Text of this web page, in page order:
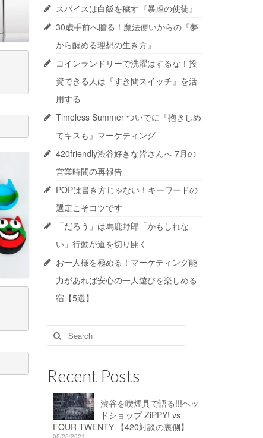
スパイスは白飯を穢す『暴虐の使徒』
30歳手前へ贈る！魔法使いからの『夢
から醒める理想の生き方』
コインランドリーで洗濯はするな！投
資できる人は『すき間スイッチ』を活
用する
Timeless Summer ついでに『抱きしめ
てキスも』マーケティング
420friendly渋谷好きな皆さんへ 7月の
営業時間の再報告
POPは書き方じゃない！キーワードの
選定こそコツです
「だろう」は馬鹿野郎「かもしれな
い」行動が道を切り開く
お一人様を極める！マーケティング能
力があれば安心の一人遊びを楽しめる
宿【5選】
Search
for:
Recent Posts
渋谷を喫煙具で語る!!!ヘッ
ドショップ ZiPPY! vs
FOUR TWENTY 【420対談の裏側】